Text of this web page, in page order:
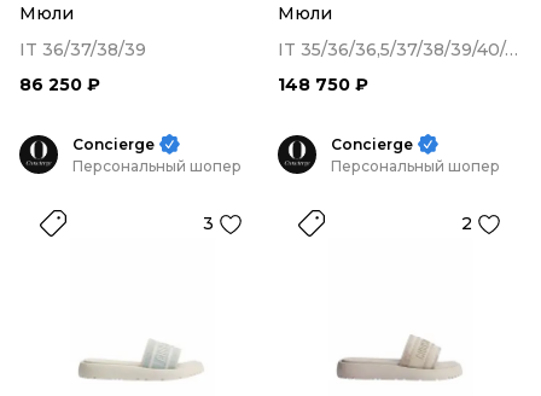
Мюли
IT 36/37/38/39
86 250 ₽
Мюли
IT 35/36/36,5/37/38/39/40/40,5/41
148 750 ₽
Concierge
Персональный шопер
3
Concierge
Персональный шопер
2